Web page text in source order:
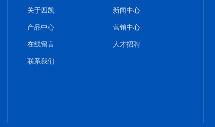
关于四凯
产品中心
在线留言
联系我们
新闻中心
营销中心
人才招聘